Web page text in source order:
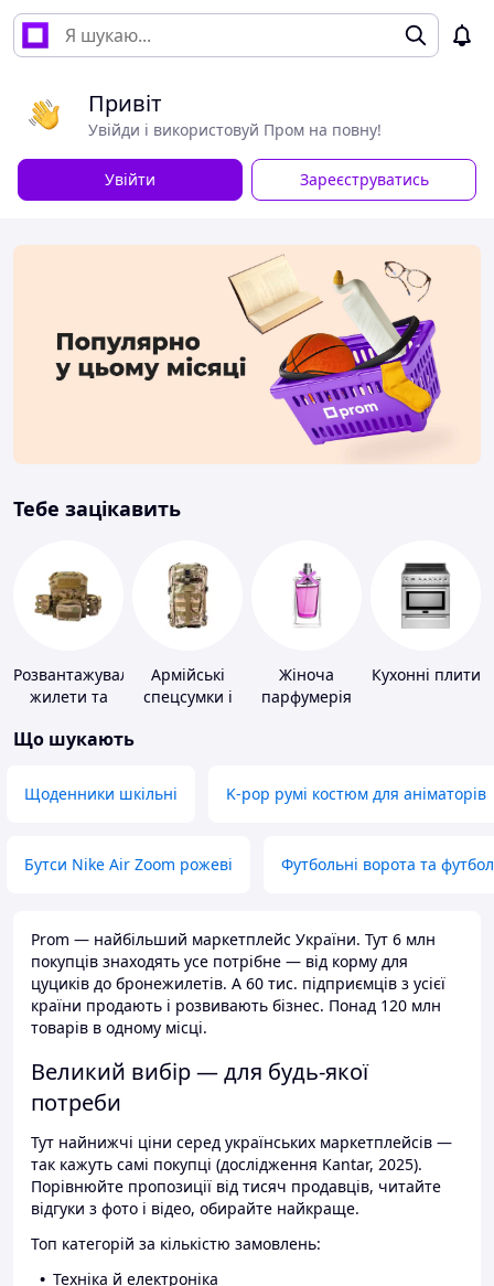
Привіт
Увійди і використовуй Пром на повну!
Увійти Зареєструватись
Тебе зацікавить
Розвантажувальні
жилети та
без плит
Армійські
спецсумки і
Жіноча
парфумерія
Кухонні плити
Що шукають
Щоденники шкільні K-pop румі костюм для аніматорів
Бутси Nike Air Zoom рожеві Футбольні ворота та
Prom — найбільший маркетплейс України. Тут 6 млн
покупців знаходять усе потрібне — від корму для
цуциків до бронежилетів. А 60 тис. підприємців з усієї
країни продають і розвивають бізнес. Понад 120 млн
товарів в одному місці.
Великий вибір — для будь-якої
потреби
Тут найнижчі ціни серед українських маркетплейсів —
так кажуть самі покупці (дослідження Kantar, 2025).
Порівнюйте пропозиції від тисяч продавців, читайте
відгуки з фото і відео, обирайте найкраще.
Топ категорій за кількістю замовлень:
Техніка й електроніка